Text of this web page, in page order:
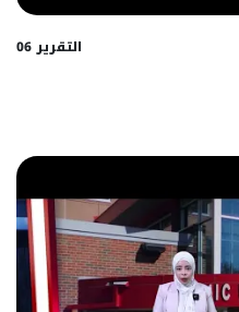
التقرير 06